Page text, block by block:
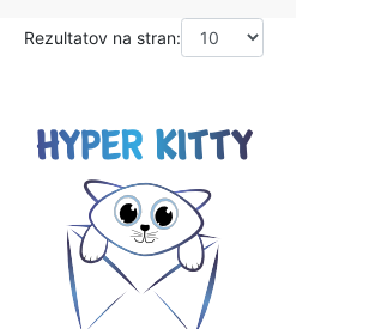
Rezultatov na stran: